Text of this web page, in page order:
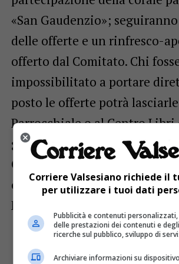
«San Gaudenzio»;
delle offerte e un rinfresco-
offerto dal Comitato. Chi
impossibilitato a portare
posto le offerte potrà
Parrocchiale o al Centro
giorno precedente la festa. La
Cucco è raggiungibile in 15
cammino dalla carrozzabile
Monte (cartello indicatore).
Corriere Valsesiano richiede il
per utilizzare i tuoi dati
Pubblicità e contenuti
delle prestazioni dei contenuti e
ricerche sul pubblico, sviluppo di
Archiviare informazioni su